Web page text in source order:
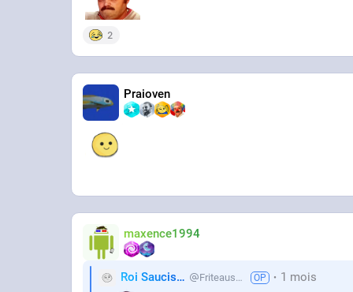
2
Praioven
maxence1994
Roi Saucisse Friteausucre 1 mois